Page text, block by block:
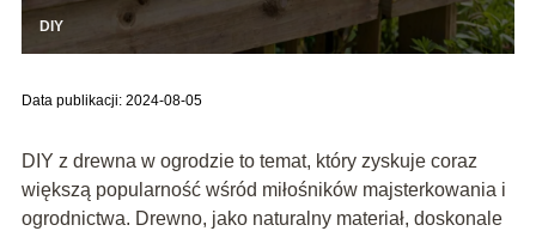
DIY
Data publikacji: 2024-08-05
DIY z drewna w ogrodzie to temat, który zyskuje coraz
większą popularność wśród miłośników majsterkowania i
ogrodnictwa. Drewno, jako naturalny materiał, doskonale